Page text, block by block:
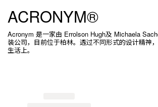
ACRONYM®
Acronym 是一家由 Errolson Hugh及 Michaela
装公司，目前位于柏林。透过不同形式的设计精神
生活上。